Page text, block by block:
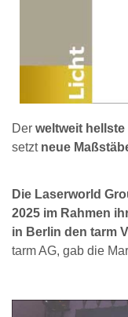
Der weltweit hellste
setzt neue
Die Laserworld
2025 im Rahmen
in Berlin den tarm
tarm AG, gab die